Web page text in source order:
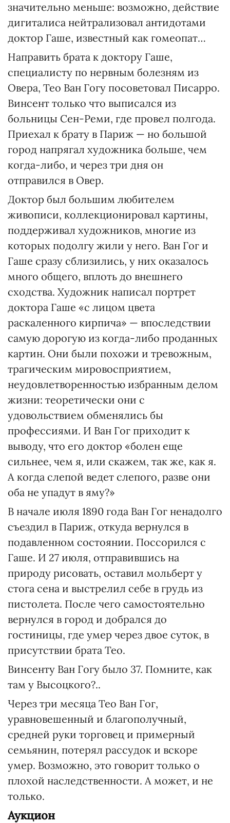
значительно меньше: возможно, действие
дигиталиса нейтрализовал антидотами
доктор Гаше, известный как гомеопат…
Направить брата к доктору Гаше,
специалисту по нервным болезням из
Овера, Тео Ван Гогу посоветовал Писарро.
Винсент только что выписался из
больницы Сен-Реми, где провел полгода.
Приехал к брату в Париж — но большой
город напрягал художника больше, чем
когда-либо, и через три дня он
отправился в Овер.
Доктор был большим любителем
живописи, коллекционировал картины,
поддерживал художников, многие из
которых подолгу жили у него. Ван Гог и
Гаше сразу сблизились, у них оказалось
много общего, вплоть до внешнего
сходства. Художник написал портрет
доктора Гаше «с лицом цвета
раскаленного кирпича» — впоследствии
самую дорогую из когда-либо проданных
картин. Они были похожи и тревожным,
трагическим мировосприятием,
неудовлетворенностью избранным делом
жизни: теоретически они с
удовольствием обменялись бы
профессиями. И Ван Гог приходит к
выводу, что его доктор «болен еще
сильнее, чем я, или скажем, так же, как я.
А когда слепой ведет слепого, разве они
оба не упадут в яму?»
В начале июля 1890 года Ван Гог ненадолго
съездил в Париж, откуда вернулся в
подавленном состоянии. Поссорился с
Гаше. И 27 июля, отправившись на
природу рисовать, оставил мольберт у
стога сена и выстрелил себе в грудь из
пистолета. После чего самостоятельно
вернулся в город и добрался до
гостиницы, где умер через двое суток, в
присутствии брата Тео.
Винсенту Ван Гогу было 37. Помните, как
там у Высоцкого?..
Через три месяца Тео Ван Гог,
уравновешенный и благополучный,
средней руки торговец и примерный
семьянин, потерял рассудок и вскоре
умер. Возможно, это говорит только о
плохой наследственности. А может, и не
только.
Аукцион